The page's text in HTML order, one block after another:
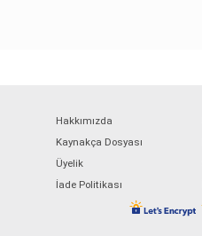
Hakkımızda
Kaynakça Dosyası
Üyelik
İade Politikası